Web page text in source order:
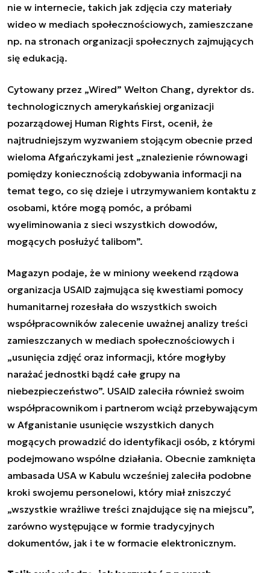
nie w internecie, takich jak zdjęcia czy materiały
wideo w mediach społecznościowych, zamieszczane
np. na stronach organizacji społecznych zajmujących
się edukacją.
Cytowany przez „Wired” Welton Chang, dyrektor ds.
technologicznych amerykańskiej organizacji
pozarządowej Human Rights First, ocenił, że
najtrudniejszym wyzwaniem stojącym obecnie przed
wieloma Afgańczykami jest „znalezienie równowagi
pomiędzy koniecznością zdobywania informacji na
temat tego, co się dzieje i utrzymywaniem kontaktu z
osobami, które mogą pomóc, a próbami
wyeliminowania z sieci wszystkich dowodów,
mogących posłużyć talibom”.
Magazyn podaje, że w miniony weekend rządowa
organizacja USAID zajmująca się kwestiami pomocy
humanitarnej rozesłała do wszystkich swoich
współpracowników zalecenie uważnej analizy treści
zamieszczanych w mediach społecznościowych i
„usunięcia zdjęć oraz informacji, które mogłyby
narażać jednostki bądź całe grupy na
niebezpieczeństwo”. USAID zaleciła również swoim
współpracownikom i partnerom wciąż przebywającym
w Afganistanie usunięcie wszystkich danych
mogących prowadzić do identyfikacji osób, z którymi
podejmowano wspólne działania. Obecnie zamknięta
ambasada USA w Kabulu wcześniej zaleciła podobne
kroki swojemu personelowi, który miał zniszczyć
„wszystkie wrażliwe treści znajdujące się na miejscu”,
zarówno występujące w formie tradycyjnych
dokumentów, jak i te w formacie elektronicznym.